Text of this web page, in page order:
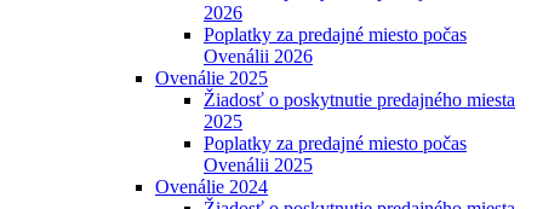
2026
Poplatky za predajné miesto počas
Ovenálii 2026
Ovenálie 2025
Žiadosť o poskytnutie predajného miesta
2025
Poplatky za predajné miesto počas
Ovenálii 2025
Ovenálie 2024